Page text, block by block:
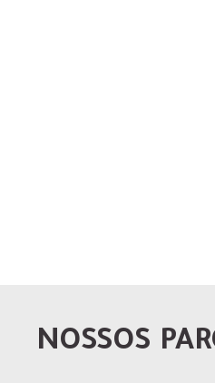
NOSSOS